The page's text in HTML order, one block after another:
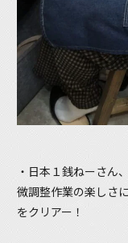
・日本１銭ねーさん
微調整作業の楽しさ
をクリアー！